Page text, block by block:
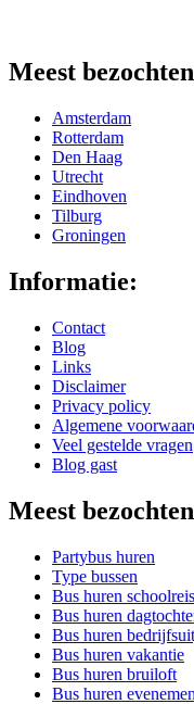
Meest
Amsterdam
Rotterdam
Den Haag
Utrecht
Eindhoven
Tilburg
Groningen
Informatie:
Contact
Blog
Links
Disclaimer
Privacy policy
Algemene
Veel gestelde vragen
Blog gast
Meest
Partybus huren
Type bussen
Bus huren schoolreis
Bus huren
Bus huren
Bus huren vakantie
Bus huren bruiloft
Bus huren